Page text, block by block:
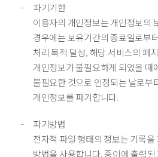
파기기한
이용자의 개인정보는 개인정보의
경우에는 보유기간의 종료일로부
처리 목적 달성, 해당 서비스의 폐
개인정보가 불필요하게 되었을 때
불필요한 것으로 인정되는 날로부
개인정보를 파기합니다.
파기방법
전자적 파일 형태의 정보는 기록을
방법을 사용합니다. 종이에 출력